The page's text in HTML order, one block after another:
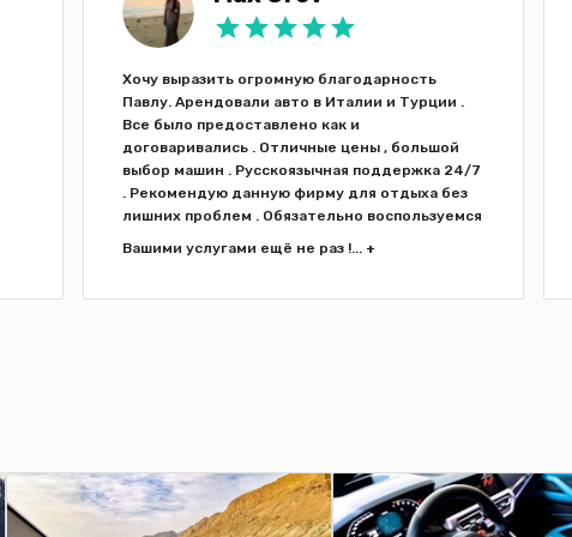
Хочу выразить огромную благодарность
Павлу. Арендовали авто в Италии и Турции .
Все было предоставлено как и
договаривались . Отличные цены , большой
выбор машин . Русскоязычная поддержка 24/7
. Рекомендую данную фирму для отдыха без
лишних проблем . Обязательно воспользуемся
Вашими услугами ещё не раз !... +